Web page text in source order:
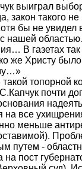
выиграл
закон такого
бы не увидел
с нашей
В газетах
же Христу
топорной
почти
на все
меньше
путем -
на пост